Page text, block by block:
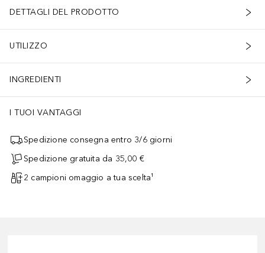
DETTAGLI DEL PRODOTTO
UTILIZZO
INGREDIENTI
I TUOI VANTAGGI
Spedizione consegna entro 3/6 giorni
Spedizione gratuita da 35,00 €
2 campioni omaggio a tua scelta¹